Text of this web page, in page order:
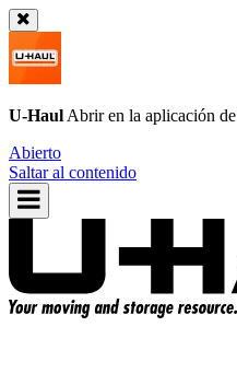
U-Haul Abrir en la aplicación de
Abierto
Saltar al contenido